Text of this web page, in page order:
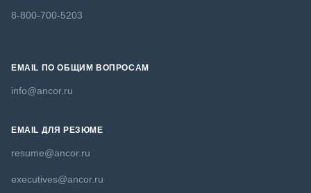
8-800-700-5203
EMAIL ПО ОБЩИМ ВОПРОСАМ
info@ancor.ru
EMAIL ДЛЯ РЕЗЮМЕ
resume@ancor.ru
executives@ancor.ru